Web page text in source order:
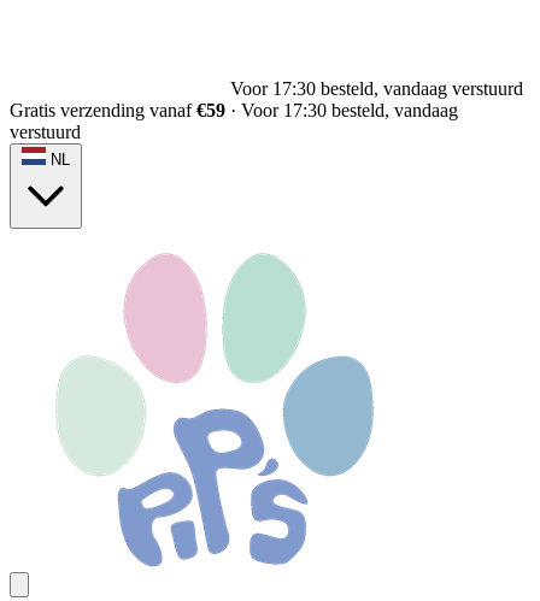
Voor 17:30 besteld, vandaag verstuurd
Gratis verzending vanaf€59 · Voor 17:30 besteld, vandaag
verstuurd
NL